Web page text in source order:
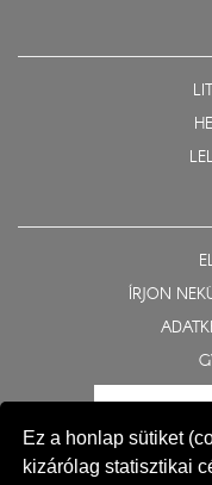
Ez a honlap sütiket
kizárólag statisztikai
ÍRJON